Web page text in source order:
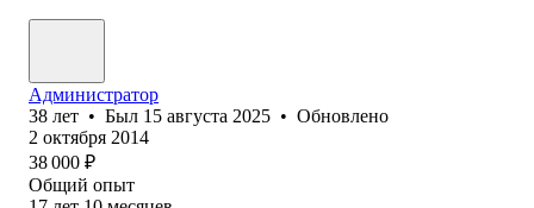
Администратор
38 лет • Был 15 августа 2025 • Обновлено
2 октября 2014
38 000 ₽
Общий опыт